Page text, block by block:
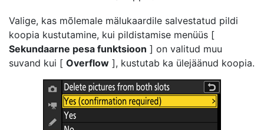
Valige, kas mõlemale mälukaardile salvestatud pildi
koopia kustutamine, kui pildistamise menüüs [
Sekundaarne pesa funktsioon ] on valitud muu
suvand kui [ Overflow ], kustutab ka ülejäänud koopia.